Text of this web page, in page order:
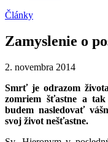
Články
Zamyslenie o
2. novembra 2014
Smrť je odrazom
zomriem šťastne a
budem nasledovať
svoj život nešťastne.